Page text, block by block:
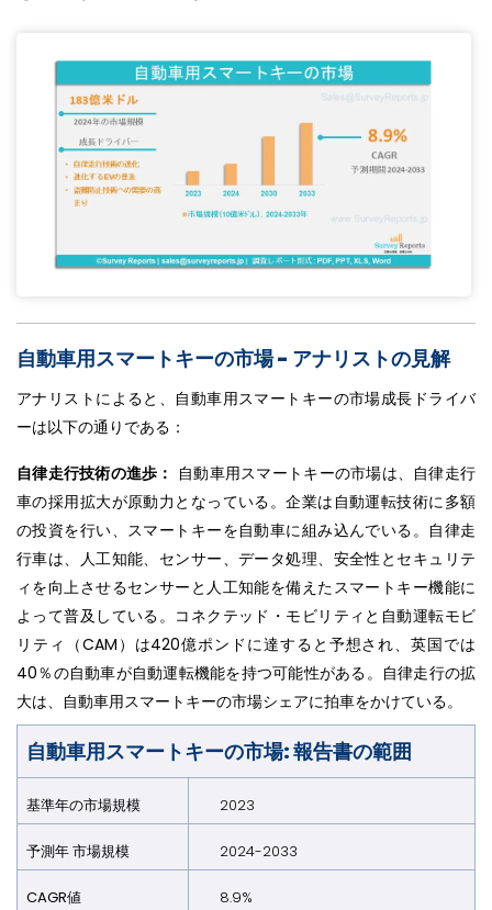
自動車用スマートキーの市場 - アナリストの見解
アナリストによると、自動車用スマートキーの市場成長ドライバ
ーは以下の通りである：
自律走行技術の進歩： 自動車用スマートキーの市場は、自律走行
車の採用拡大が原動力となっている。企業は自動運転技術に多額
の投資を行い、スマートキーを自動車に組み込んでいる。自律走
行車は、人工知能、センサー、データ処理、安全性とセキュリテ
ィを向上させるセンサーと人工知能を備えたスマートキー機能に
よって普及している。コネクテッド・モビリティと自動運転モビ
リティ（CAM）は420億ポンドに達すると予想され、英国では
40％の自動車が自動運転機能を持つ可能性がある。自律走行の拡
大は、自動車用スマートキーの市場シェアに拍車をかけている。
自動車用スマートキーの市場: 報告書の範囲
基準年の市場規模 2023
予測年 市場規模 2024-2033
CAGR値 8.9%